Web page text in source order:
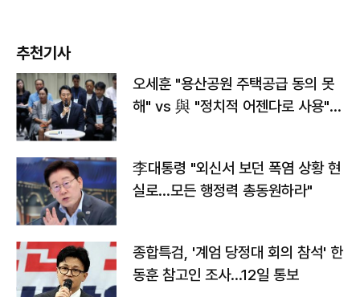
추천기사
오세훈 "용산공원 주택공급 동의 못
해" vs 與 "정치적 어젠다로 사용"
李대통령 "외신서 보던 폭염 상황 현
실로…모든 행정력 총동원하라"
종합특검, '계엄 당정대 회의 참석' 한
동훈 참고인 조사...12일 통보